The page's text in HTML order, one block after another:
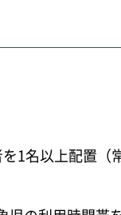
1名以上配置（